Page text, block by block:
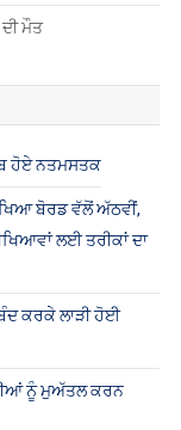
ਮੌਤ
ਹੋਏ ਨਤਮਸਤਕ
ਬੋਰਡ ਵੱਲੋਂ ਅੱਠਵੀਂ,
ਲਈ ਤਰੀਕਾਂ ਦਾ
ਕਰਕੇ ਲਾੜੀ ਹੋਈ
ਨੂੰ ਮੁਅੱਤਲ ਕਰਨ